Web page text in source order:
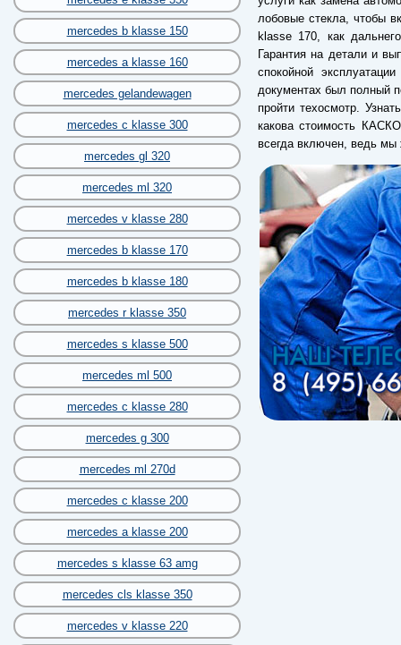
mercedes b klasse 150
mercedes a klasse 160
mercedes gelandewagen
mercedes c klasse 300
mercedes gl 320
mercedes ml 320
mercedes v klasse 280
mercedes b klasse 170
mercedes b klasse 180
mercedes r klasse 350
mercedes s klasse 500
mercedes ml 500
mercedes c klasse 280
mercedes g 300
mercedes ml 270d
mercedes c klasse 200
mercedes a klasse 200
mercedes s klasse 63 amg
mercedes cls klasse 350
mercedes v klasse 220
лобовые стекла, чтобы
klasse 170, как
Гарантия на детали и
спокойной
документах был полный
пройти техосмотр.
какова стоимость
всегда включен, ведь